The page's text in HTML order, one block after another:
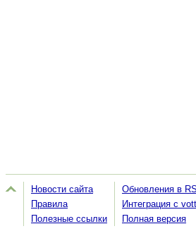
Новости сайта
Правила
Полезные ссылки
Обновления в
Интеграция с
Полная версия